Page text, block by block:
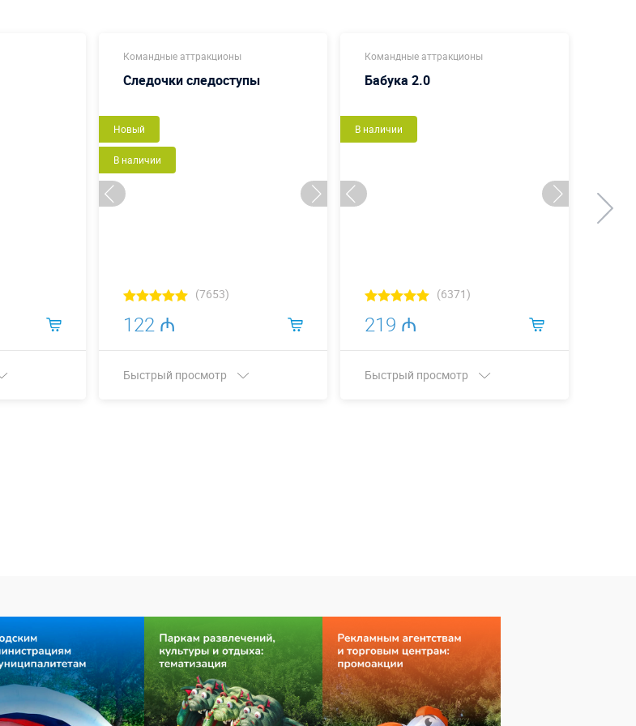
Командные аттракционы
Следочки следоступы
Новый
В наличии
(7653)
122 ₼
Быстрый просмотр
Командные аттракционы
Бабука 2.0
В наличии
(6371)
219 ₼
Быстрый просмотр